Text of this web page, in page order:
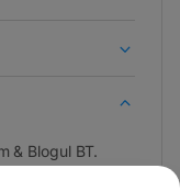
& Blogul BT.